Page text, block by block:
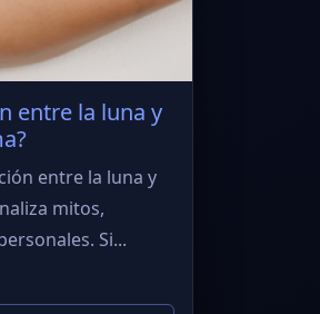
entre la luna y
entre la luna y
mitos,
Si...